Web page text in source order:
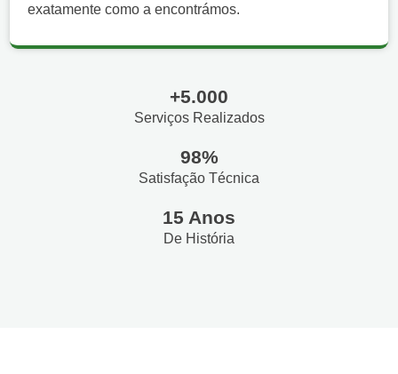
exatamente como a encontrámos.
+5.000
Serviços Realizados
98%
Satisfação Técnica
15 Anos
De História